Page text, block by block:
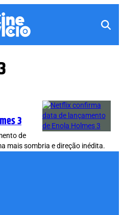
3
de
mais sombria e direção inédita.